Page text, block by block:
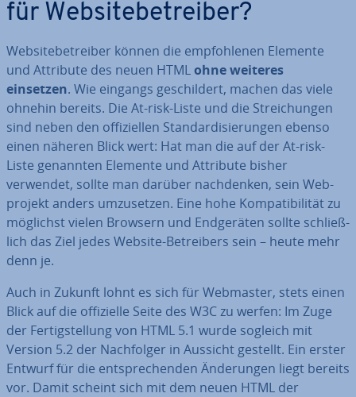
für Web­site­be­trei­ber?
Web­site­be­trei­ber können die emp­foh­le­nen Elemente
und Attribute des neuen HTMLohne weiteres
einsetzen. Wie eingangs ge­schil­dert, machen das viele
ohnehin bereits. Die At-risk-Liste und die Strei­chun­gen
sind neben den of­fi­zi­el­len Stan­dar­di­sie­run­gen ebenso
einen näheren Blick wert: Hat man die auf der At-risk-
Liste genannten Elemente und Attribute bisher
verwendet, sollte man darüber nach­den­ken, sein Web­
pro­jekt anders um­zu­set­zen. Eine hohe Kom­pa­ti­bi­li­tät zu
möglichst vielen Browsern und End­ge­rä­ten sollte schließ­
lich das Ziel jedes Website-Be­trei­bers sein – heute mehr
denn je.
Auch in Zukunft lohnt es sich für Webmaster, stets einen
Blick auf die of­fi­zi­el­le Seite des W3C zu werfen: Im Zuge
der Fer­tig­stel­lung von HTML 5.1 wurde sogleich mit
Version 5.2 der Nach­fol­ger in Aussicht gestellt. Ein erster
Entwurf für die ent­spre­chen­den Än­de­run­gen liegt bereits
vor. Damit scheint sich mit dem neuen HTML der